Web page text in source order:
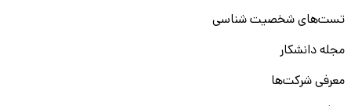
تست‌های شخصیت شناسی
مجله دانشکار
معرفی شرکت‌ها